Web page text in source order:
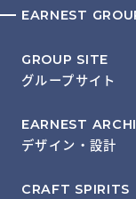
EARNEST
GROUP SITE
グループサイト
EARNEST
デザイン・設計
CRAFT SPIRITS